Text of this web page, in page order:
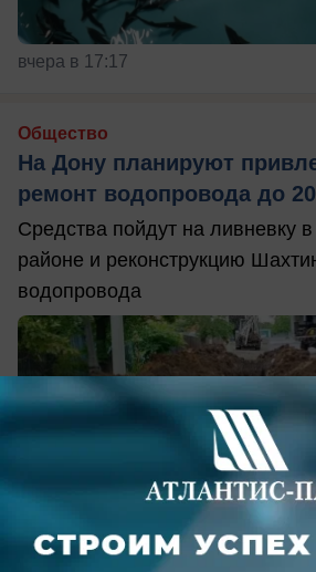
вчера в 17:17
Общество
На Дону планируют
ремонт водопровода до
Средства пойдут на ливневку
районе и реконструкцию
водопровода